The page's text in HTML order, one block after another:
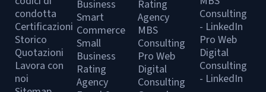
condotta
Certificazioni
Storico
Quotazioni
Lavora con
noi
Business
Smart
Commerce
Small
Business
Rating
Agency
Rating
Agency
MBS
Consulting
Pro Web
Digital
Consulting
Consulting
- LinkedIn
Pro Web
Digital
Consulting
- LinkedIn